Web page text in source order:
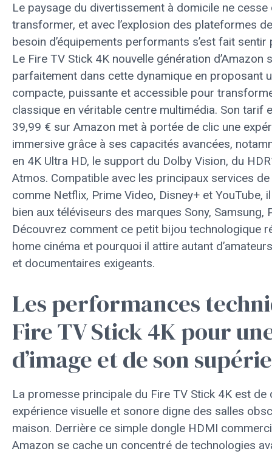
Le paysage du divertissement à domicile ne cesse
transformer, et avec l’explosion des plateformes
besoin d’équipements performants s’est fait sentir
Le Fire TV Stick 4K nouvelle génération d’Amazon
parfaitement dans cette dynamique en proposant
compacte, puissante et accessible pour
classique en véritable centre multimédia. Son tarif
39,99 € sur Amazon met à portée de clic une
immersive grâce à ses capacités avancées,
en 4K Ultra HD, le support du Dolby Vision, du
Atmos. Compatible avec les principaux services
comme Netflix, Prime Video, Disney+ et YouTube,
bien aux téléviseurs des marques Sony, Samsung,
Découvrez comment ce petit bijou technologique
home cinéma et pourquoi il attire autant
et documentaires exigeants.
Les performances
Fire TV Stick 4K pour
d’image et de son
La promesse principale du Fire TV Stick 4K est de
expérience visuelle et sonore digne des salles
maison. Derrière ce simple dongle HDMI
Amazon se cache un concentré de technologies